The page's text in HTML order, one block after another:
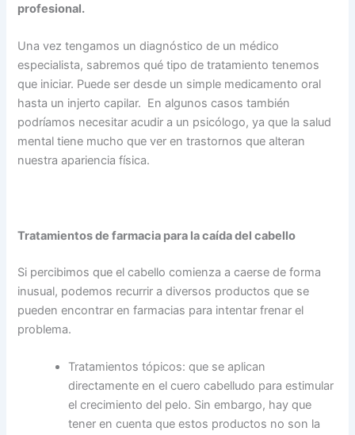
profesional.
Una vez tengamos un diagnóstico de un médico
especialista, sabremos qué tipo de tratamiento tenemos
que iniciar. Puede ser desde un simple medicamento oral
hasta un injerto capilar. En algunos casos también
podríamos necesitar acudir a un psicólogo, ya que la salud
mental tiene mucho que ver en trastornos que alteran
nuestra apariencia física.
Tratamientos de farmacia para la caída del cabello
Si percibimos que el cabello comienza a caerse de forma
inusual, podemos recurrir a diversos productos que se
pueden encontrar en farmacias para intentar frenar el
problema.
Tratamientos tópicos: que se aplican
directamente en el cuero cabelludo para estimular
el crecimiento del pelo. Sin embargo, hay que
tener en cuenta que estos productos no son la